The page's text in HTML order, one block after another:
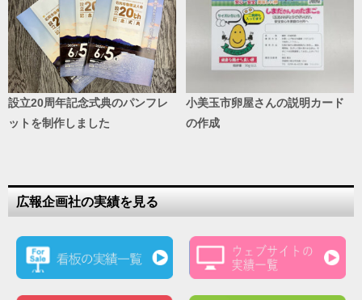
設立20周年記念式典のパンフレ
ットを制作しました
小美玉市卵屋さんの説明カード
の作成
広報企画社の実績を見る